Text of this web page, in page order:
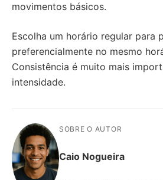
movimentos básicos.
Escolha um horário regular para
preferencialmente no mesmo
Consistência é muito mais
intensidade.
SOBRE O AUTOR
Caio Nogueira